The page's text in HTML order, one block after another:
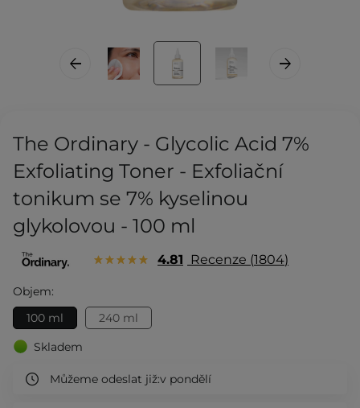
The Ordinary - Glycolic Acid 7%
Exfoliating Toner - Exfoliační
tonikum se 7% kyselinou
glykolovou - 100 ml
4.81 Recenze 1804
Objem:
100 ml
240 ml
Skladem
Můžeme odeslat již:v pondělí